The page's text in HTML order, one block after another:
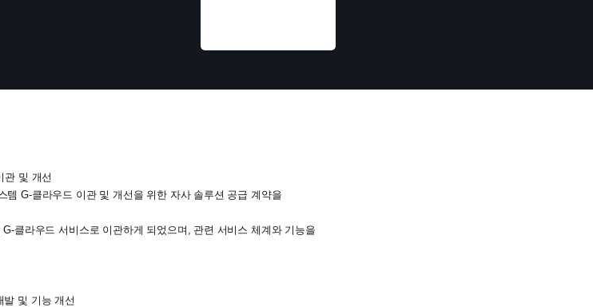
관 및 개선
템 G-클라우드 이관 및 개선을 위한 자사 솔루션 공급 계약을
클라우드 서비스로 이관하게 되었으며, 관련 서비스 체계와 기능을
발 및 기능 개선